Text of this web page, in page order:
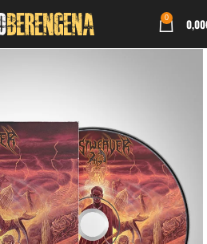
0 0,00